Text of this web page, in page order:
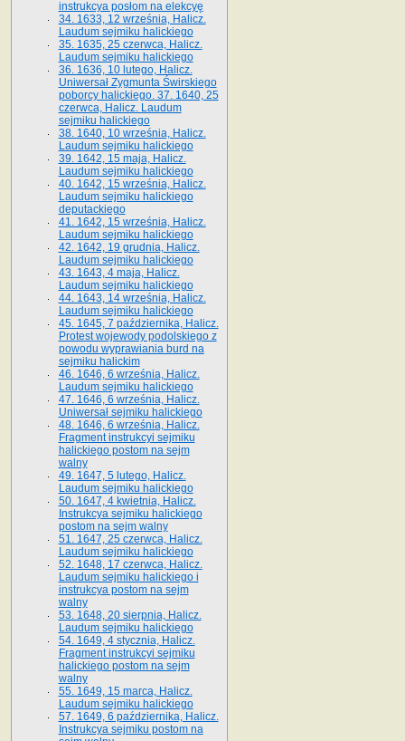
instrukcya posłom na elekcyę
34. 1633, 12 września, Halicz.
Laudum sejmiku halickiego
35. 1635, 25 czerwca, Halicz.
Laudum sejmiku halickiego
36. 1636, 10 lutego, Halicz.
Uniwersał Zygmunta Świrskiego
poborcy halickiego. 37. 1640, 25
czerwca, Halicz. Laudum
sejmiku halickiego
38. 1640, 10 września, Halicz.
Laudum sejmiku halickiego
39. 1642, 15 maja, Halicz.
Laudum sejmiku halickiego
40. 1642, 15 września, Halicz.
Laudum sejmiku halickiego
deputackiego
41. 1642, 15 września, Halicz.
Laudum sejmiku halickiego
42. 1642, 19 grudnia, Halicz.
Laudum sejmiku halickiego
43. 1643, 4 maja, Halicz.
Laudum sejmiku halickiego
44. 1643, 14 września, Halicz.
Laudum sejmiku halickiego
45. 1645, 7 października, Halicz.
Protest wojewody podolskiego z
powodu wyprawiania burd na
sejmiku halickim
46. 1646, 6 września, Halicz.
Laudum sejmiku halickiego
47. 1646, 6 września, Halicz.
Uniwersał sejmiku halickiego
48. 1646, 6 września, Halicz.
Fragment instrukcyi sejmiku
halickiego postom na sejm
walny
49. 1647, 5 lutego, Halicz.
Laudum sejmiku halickiego
50. 1647, 4 kwietnia, Halicz.
Instrukcya sejmiku halickiego
postom na sejm walny
51. 1647, 25 czerwca, Halicz.
Laudum sejmiku halickiego
52. 1648, 17 czerwca, Halicz.
Laudum sejmiku halickiego i
instrukcya postom na sejm
walny
53. 1648, 20 sierpnia, Halicz.
Laudum sejmiku halickiego
54. 1649, 4 stycznia, Halicz.
Fragment instrukcyi sejmiku
halickiego postom na sejm
walny
55. 1649, 15 marca, Halicz.
Laudum sejmiku halickiego
57. 1649, 6 października, Halicz.
Instrukcya sejmiku postom na